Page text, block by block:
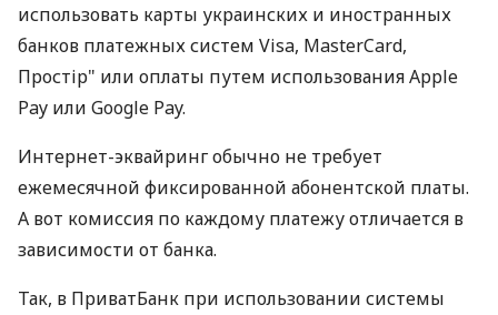
использовать карты украинских и иностранных
банков платежных систем Visa, MasterCard,
Простір" или оплаты путем использования Apple
Pay или Google Pay.
Интернет-эквайринг обычно не требует
ежемесячной фиксированной абонентской платы.
А вот комиссия по каждому платежу отличается в
зависимости от банка.
Так, в ПриватБанк при использовании системы